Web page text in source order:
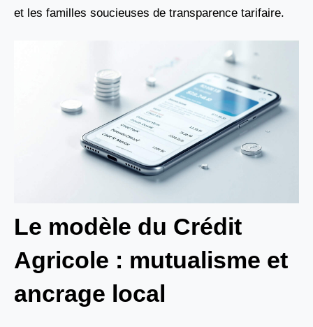
et les familles soucieuses de transparence tarifaire.
Le modèle du Crédit
Agricole : mutualisme et
ancrage local